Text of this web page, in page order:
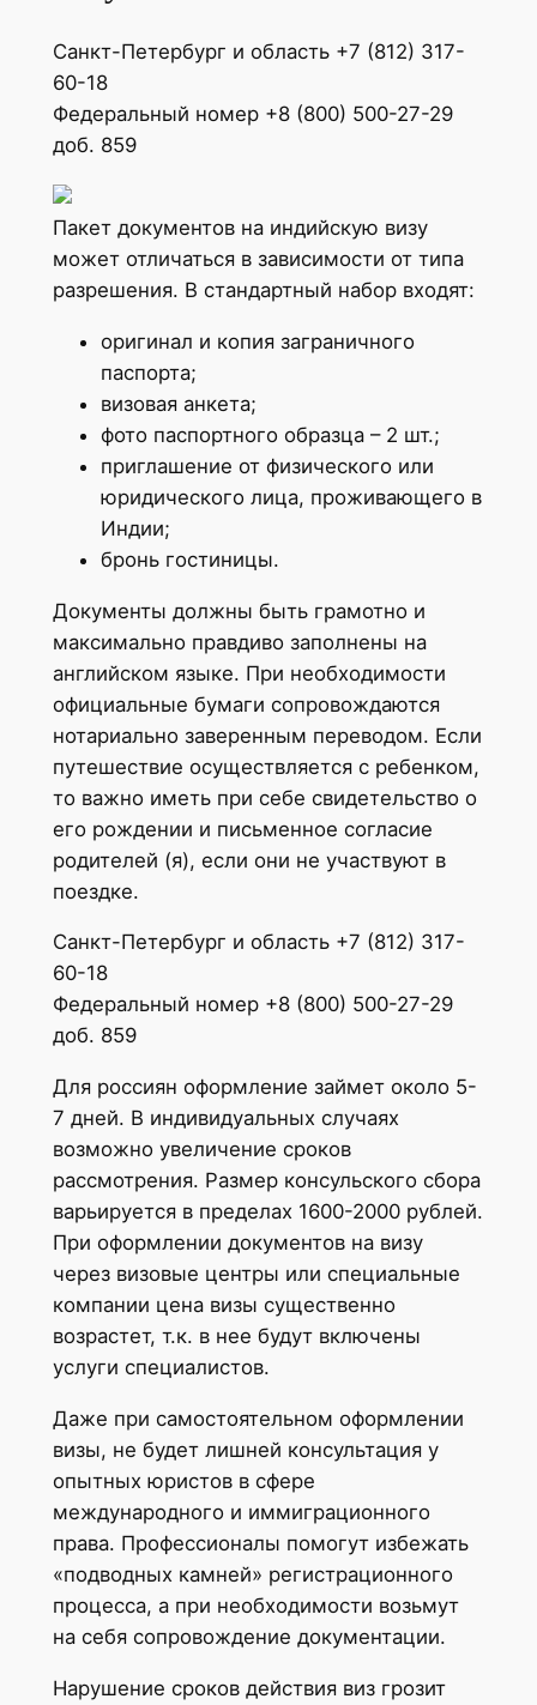
Санкт-Петербург и область +7 (812) 317-
60-18
Федеральный номер +8 (800) 500-27-29
доб. 859
Пакет документов на индийскую визу
может отличаться в зависимости от типа
разрешения. В стандартный набор входят:
оригинал и копия заграничного
паспорта;
визовая анкета;
фото паспортного образца – 2 шт.;
приглашение от физического или
юридического лица, проживающего в
Индии;
бронь гостиницы.
Документы должны быть грамотно и
максимально правдиво заполнены на
английском языке. При необходимости
официальные бумаги сопровождаются
нотариально заверенным переводом. Если
путешествие осуществляется с ребенком,
то важно иметь при себе свидетельство о
его рождении и письменное согласие
родителей (я), если они не участвуют в
поездке.
Санкт-Петербург и область +7 (812) 317-
60-18
Федеральный номер +8 (800) 500-27-29
доб. 859
Для россиян оформление займет около 5-
7 дней. В индивидуальных случаях
возможно увеличение сроков
рассмотрения. Размер консульского сбора
варьируется в пределах 1600-2000 рублей.
При оформлении документов на визу
через визовые центры или специальные
компании цена визы существенно
возрастет, т.к. в нее будут включены
услуги специалистов.
Даже при самостоятельном оформлении
визы, не будет лишней консультация у
опытных юристов в сфере
международного и иммиграционного
права. Профессионалы помогут избежать
«подводных камней» регистрационного
процесса, а при необходимости возьмут
на себя сопровождение документации.
Нарушение сроков действия виз грозит